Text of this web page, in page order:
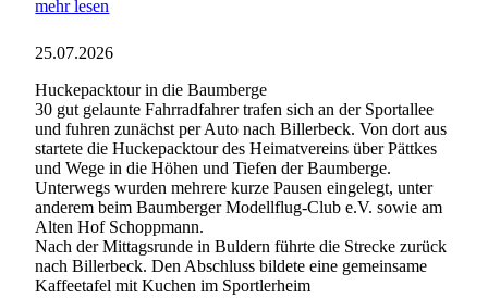
mehr lesen
25.07.2026
Huckepacktour in die Baumberge
30 gut gelaunte Fahrradfahrer trafen sich an der Sportallee
und fuhren zunächst per Auto nach Billerbeck. Von dort aus
startete die Huckepacktour des Heimatvereins über Pättkes
und Wege in die Höhen und Tiefen der Baumberge.
Unterwegs wurden mehrere kurze Pausen eingelegt, unter
anderem beim Baumberger Modellflug-Club e.V. sowie am
Alten Hof Schoppmann.
Nach der Mittagsrunde in Buldern führte die Strecke zurück
nach Billerbeck. Den Abschluss bildete eine gemeinsame
Kaffeetafel mit Kuchen im Sportlerheim